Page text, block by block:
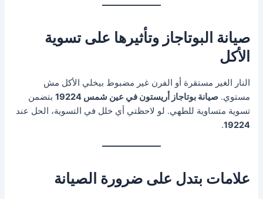
صيانة البوتاجاز وتأثيرها على تسوية
الأكل
النار الغير مستقرة أو الفرن غير مضبوط بيخلي الأكل مش
مستوي.صيانة بوتاجاز أريستون في عين شمس 19224
بتضمن
تسوية متساوية للطهي. لو لاحظتي أي خلل في التسوية، الحل عند
19224
.
علامات بتدل على ضرورة الصيانة